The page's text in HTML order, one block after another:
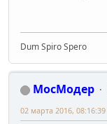
Dum Spiro Spero
МосМодер
02 марта 2016, 08:16:39